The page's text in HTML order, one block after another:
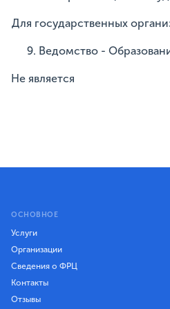
Для государственных
Ведомство -
Не является
ОСНОВНОЕ
Услуги
Организации
Сведения о ФРЦ
Контакты
Отзывы